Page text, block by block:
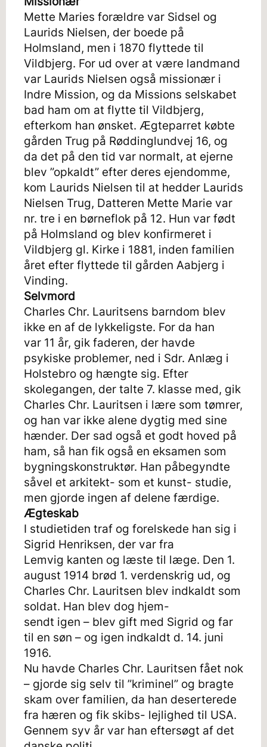
Mette Maries forældre var Sidsel og
Laurids Nielsen, der boede på
Holmsland, men i 1870 flyttede til
Vildbjerg. For ud over at være landmand
var Laurids Nielsen også missionær i
Indre Mission, og da Missions selskabet
bad ham om at flytte til Vildbjerg,
efterkom han ønsket. Ægteparret købte
gården Trug på Røddinglundvej 16, og
da det på den tid var normalt, at ejerne
blev ”opkaldt” efter deres ejendomme,
kom Laurids Nielsen til at hedder Laurids
Nielsen Trug, Datteren Mette Marie var
nr. tre i en børneflok på 12. Hun var født
på Holmsland og blev konfirmeret i
Vildbjerg gl. Kirke i 1881, inden familien
året efter flyttede til gården Aabjerg i
Vinding.
Selvmord
Charles Chr. Lauritsens barndom blev
ikke en af de lykkeligste. For da han
var 11 år, gik faderen, der havde
psykiske problemer, ned i Sdr. Anlæg i
Holstebro og hængte sig. Efter
skolegangen, der talte 7. klasse med, gik
Charles Chr. Lauritsen i lære som tømrer,
og han var ikke alene dygtig med sine
hænder. Der sad også et godt hoved på
ham, så han fik også en eksamen som
bygningskonstruktør. Han påbegyndte
såvel et arkitekt- som et kunst- studie,
men gjorde ingen af delene færdige.
Ægteskab
I studietiden traf og forelskede han sig i
Sigrid Henriksen, der var fra
Lemvig kanten og læste til læge. Den 1.
august 1914 brød 1. verdenskrig ud, og
Charles Chr. Lauritsen blev indkaldt som
soldat. Han blev dog hjem-
sendt igen – blev gift med Sigrid og far
til en søn – og igen indkaldt d. 14. juni
1916.
Nu havde Charles Chr. Lauritsen fået nok
– gjorde sig selv til ”kriminel” og bragte
skam over familien, da han deserterede
fra hæren og fik skibs- lejlighed til USA.
Gennem syv år var han eftersøgt af det